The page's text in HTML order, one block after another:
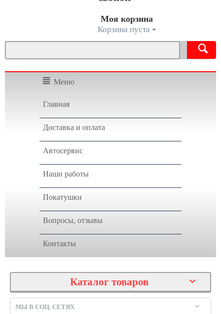
Моя корзина
Корзина пуста
Меню
Главная
Доставка и оплата
Автосервис
Наши работы
Покатушки
Вопросы, отзывы
Контакты
Каталог товаров
МЫ В СОЦ. СЕТЯХ